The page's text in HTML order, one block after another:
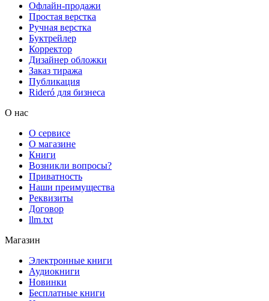
Офлайн-продажи
Простая верстка
Ручная верстка
Буктрейлер
Корректор
Дизайнер обложки
Заказ тиража
Публикация
Rideró для бизнеса
О нас
О сервисе
О магазине
Книги
Возникли вопросы?
Приватность
Наши преимущества
Реквизиты
Договор
llm.txt
Магазин
Электронные книги
Аудиокниги
Новинки
Бесплатные книги